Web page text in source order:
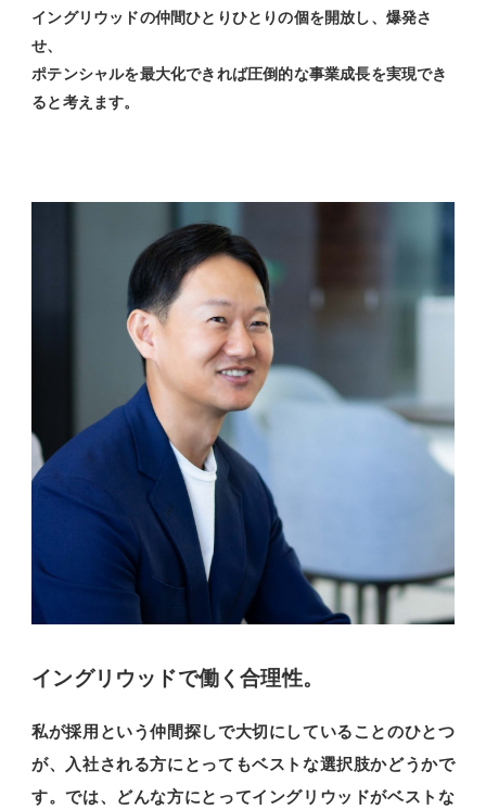
イングリウッドの仲間ひとりひとりの個を開放し、爆発さ
せ、
ポテンシャルを最大化できれば圧倒的な事業成長を実現でき
ると考えます。
イングリウッドで働く合理性。
私が採用という仲間探しで大切にしていることのひとつ
が、入社される方にとってもベストな選択肢かどうかで
す。では、どんな方にとってイングリウッドがベストな